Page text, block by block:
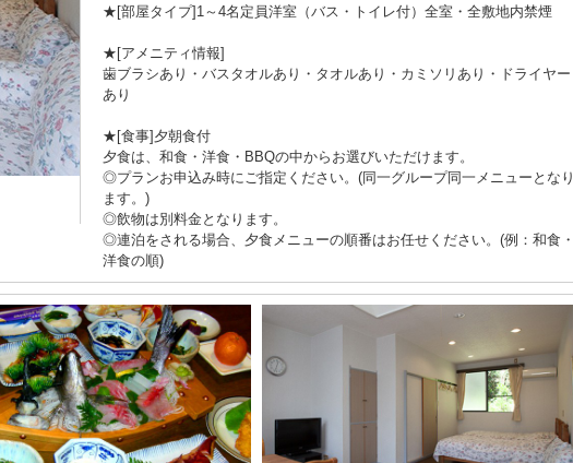
★[部屋タイプ]1～4名定員洋室（バス・トイレ付）全室・全敷地内禁煙
★[アメニティ情報]
歯ブラシあり・バスタオルあり・タオルあり・カミソリあり・ドライヤー
あり
★[食事]夕朝食付
夕食は、和食・洋食・BBQの中からお選びいただけます。
◎プランお申込み時にご指定ください。(同一グループ同一メニューとなり
ます。)
◎飲物は別料金となります。
◎連泊をされる場合、夕食メニューの順番はお任せください。(例：和食・
洋食の順)